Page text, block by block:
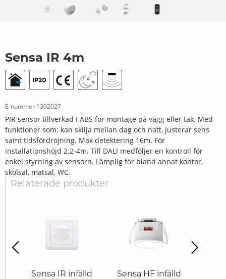
Sensa IR 4m
E-nummer 1302027
PIR sensor tillverkad i ABS för montage på vägg eller tak. Med
funktioner som: kan skilja mellan dag och natt, justerar sens
samt tidsfördröjning. Max detektering 16m. För
installationshöjd 2.2-4m. Till DALI medföljer en kontroll för
enkel styrning av sensorn. Lämplig för bland annat kontor,
skolsal, matsal, WC.
Relaterade produkter
Sensa IR infälld
Sensa HF infälld
Next